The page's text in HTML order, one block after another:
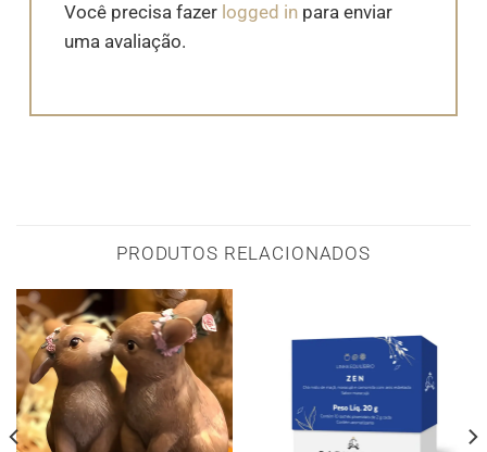
Você precisa fazer logged in para enviar
uma avaliação.
PRODUTOS RELACIONADOS